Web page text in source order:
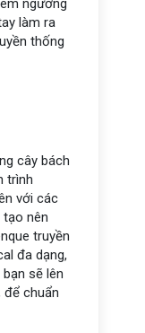
ngưỡng
làm ra
thống
cây bách
trình
với các
tạo nên
truyền
đa dạng,
sẽ lên
để chuẩn